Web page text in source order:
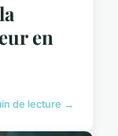
en
de lecture →